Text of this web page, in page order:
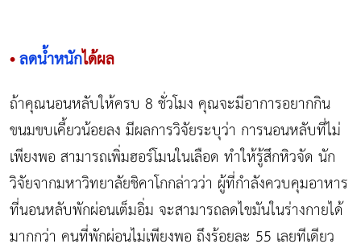
•ลดน้ำหนักได้ผล
ถ้าคุณนอนหลับให้ครบ 8 ชั่วโมง คุณจะมีอาการอยากกิน
ขนมขบเคี้ยวน้อยลง มีผลการวิจัยระบุว่า การนอนหลับที่ไม่
เพียงพอ สามารถเพิ่มฮอร์โมนในเลือด ทำให้รู้สึกหิวจัด นัก
วิจัยจากมหาวิทยาลัยชิคาโกกล่าวว่า ผู้ที่กำลังควบคุมอาหาร
ที่นอนหลับพักผ่อนเต็มอิ่ม จะสามารถลดไขมันในร่างกายได้
มากกว่า คนที่พักผ่อนไม่เพียงพอ ถึงร้อยละ 55 เลยทีเดียว